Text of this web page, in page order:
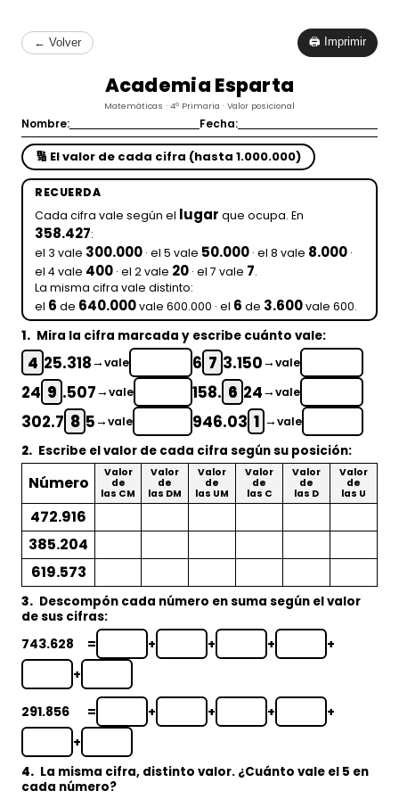
← Volver 🖨 Imprimir
Academia Esparta
Matemáticas · 4º Primaria · Valor posicional
Nombre: Fecha:
🔢 El valor de cada cifra (hasta 1.000.000)
RECUERDA
Cada cifra vale según el lugar que ocupa. En
358.427:
el 3 vale 300.000 · el 5 vale 50.000 · el 8 vale 8.000 ·
el 4 vale 400 · el 2 vale 20 · el 7 vale 7.
La misma cifra vale distinto:
el 6 de 640.000vale 600.000 · el 6 de 3.600vale 600.
1. Mira la cifra marcada y escribe cuánto vale:
4 25.318→vale 6 7 3.150→vale
24 9 .507→vale 158. 6 24→vale
302.7 8 5→vale 946.03 1 →vale
2. Escribe el valor de cada cifra según su posición:
Número
Valor
de
las CM
Valor
de
las DM
Valor
de
las UM
Valor
de
las C
Valor
de
las D
Valor
de
las U
472.916
385.204
619.573
3. Descompón cada número en suma según el valor
de sus cifras:
743.628 = + + +
+
+
291.856 = + + +
+
+
4. La misma cifra, distinto valor. ¿Cuánto vale el 5 en
cada número?